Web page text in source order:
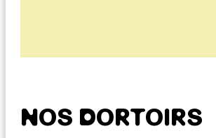
NOS DORTOIRS